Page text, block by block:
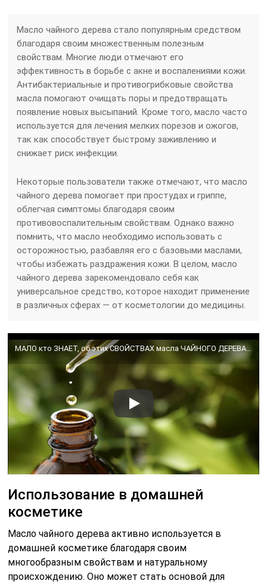
Масло чайного дерева стало популярным средством
благодаря своим множественным полезным
свойствам. Многие люди отмечают его
эффективность в борьбе с акне и воспалениями кожи.
Антибактериальные и противогрибковые свойства
масла помогают очищать поры и предотвращать
появление новых высыпаний. Кроме того, масло часто
используется для лечения мелких порезов и ожогов,
так как способствует быстрому заживлению и
снижает риск инфекции.
Некоторые пользователи также отмечают, что масло
чайного дерева помогает при простудах и гриппе,
облегчая симптомы благодаря своим
противовоспалительным свойствам. Однако важно
помнить, что масло необходимо использовать с
осторожностью, разбавляя его с базовыми маслами,
чтобы избежать раздражения кожи. В целом, масло
чайного дерева зарекомендовало себя как
универсальное средство, которое находит применение
в различных сферах — от косметологии до медицины.
МАЛО кто ЗНАЕТ, об этих СВОЙСТВАХ масла ЧАЙНОГО ДЕРЕВА. Поразительные свойства.
Использование в домашней
косметике
Масло чайного дерева активно используется в
домашней косметике благодаря своим
многообразным свойствам и натуральному
происхождению. Оно может стать основой для